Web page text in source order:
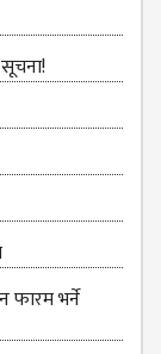
सूचना!
फारम भर्ने